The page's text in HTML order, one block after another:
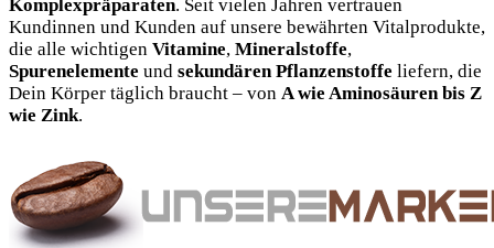
Komplexpräparaten. Seit vielen Jahren vertrauen
Kundinnen und Kunden auf unsere bewährten Vitalprodukte,
die alle wichtigen Vitamine, Mineralstoffe,
Spurenelemente und sekundären Pflanzenstoffe liefern, die
Dein Körper täglich braucht – von A wie Aminosäuren bis Z
wie Zink.